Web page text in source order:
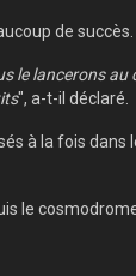
de succès.
le lancerons
", a-t-il déclaré.
à la fois
le